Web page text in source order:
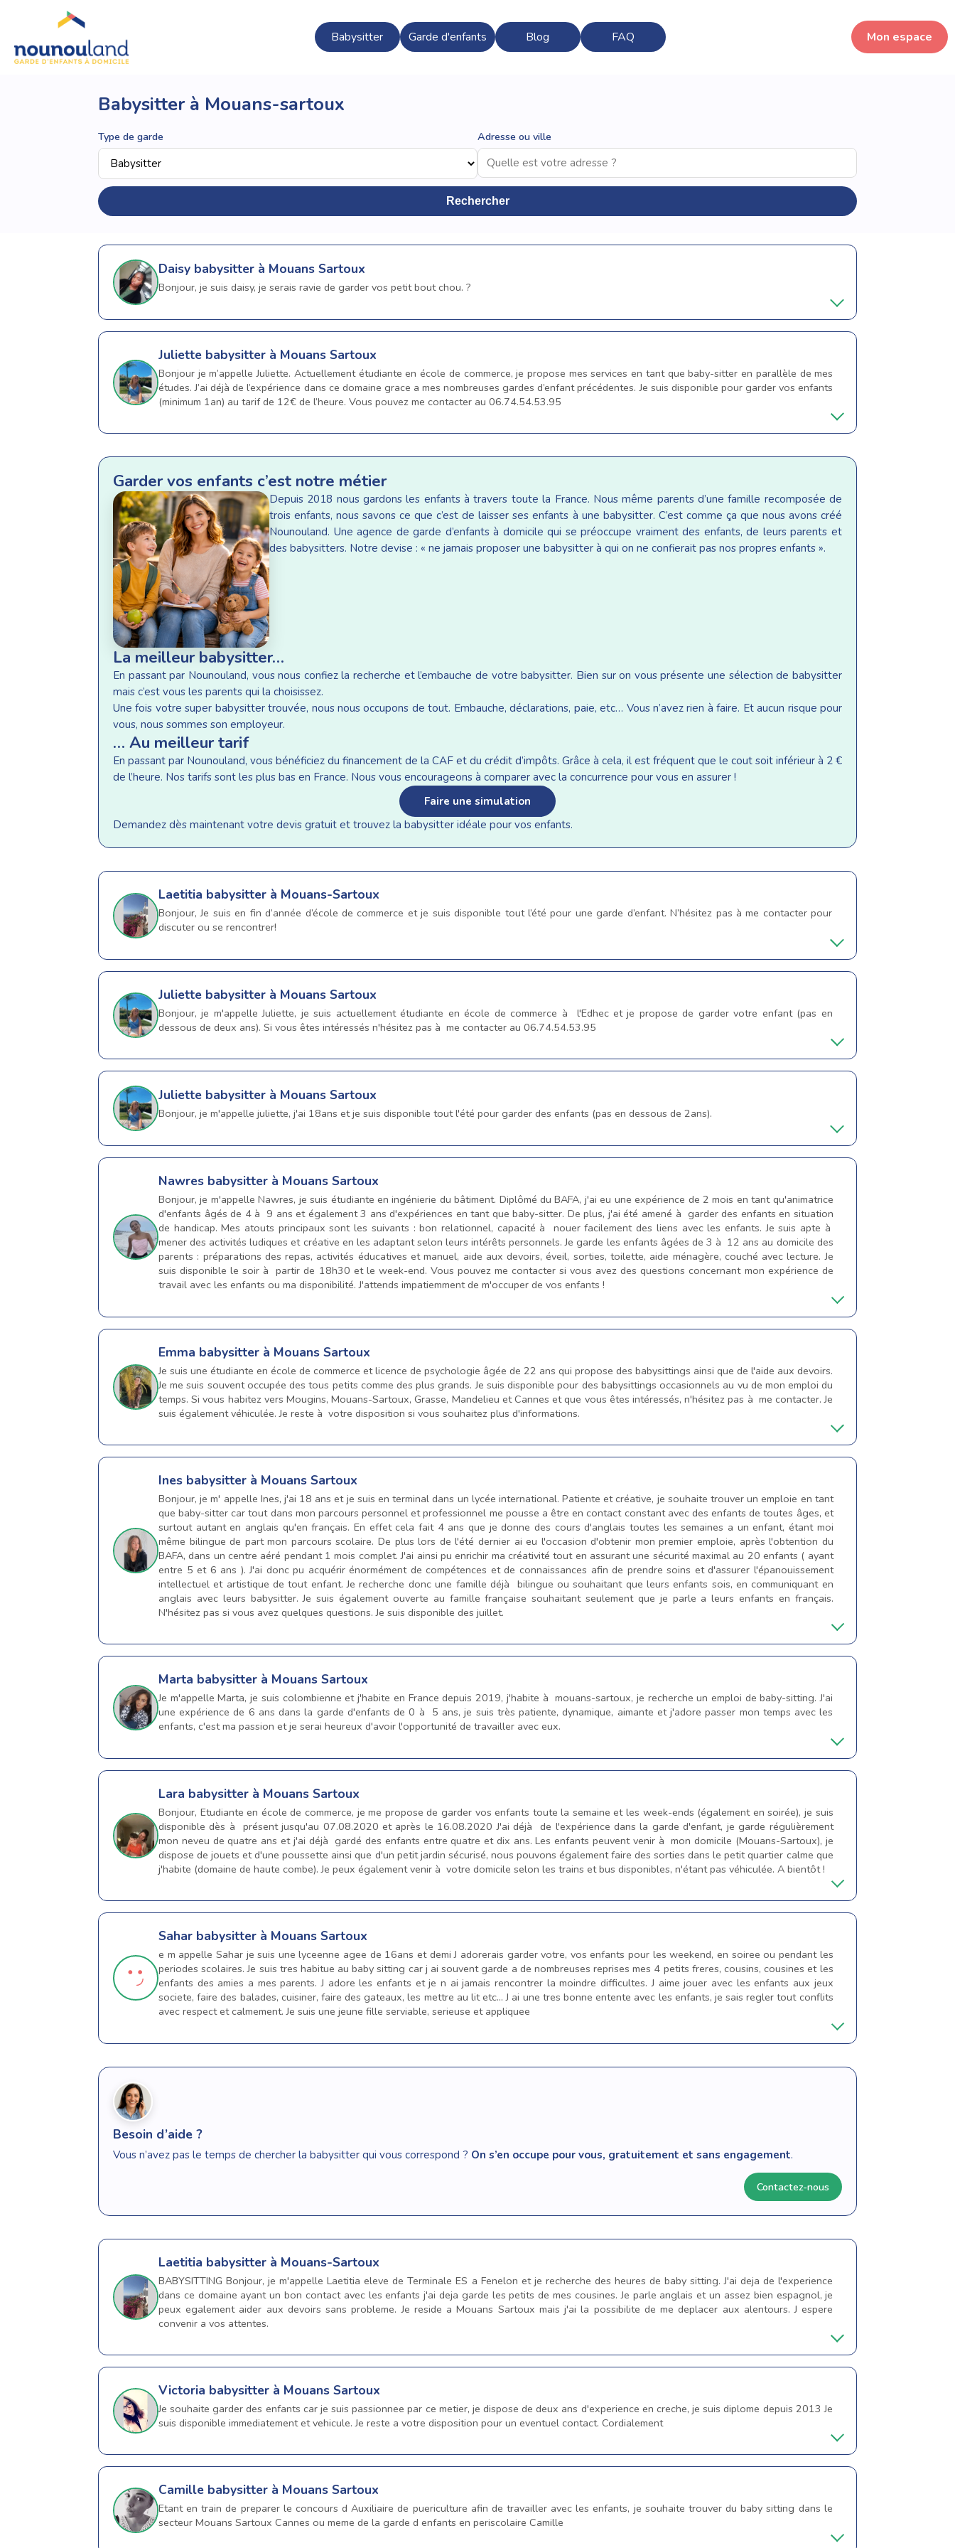
Babysitter Garde d'enfants Blog FAQ Mon espace
Babysitter à Mouans-sartoux
Type de garde Adresse ou ville
Rechercher
Daisy babysitter à Mouans Sartoux
Bonjour, je suis daisy, je serais ravie de garder vos petit bout chou. ?
Juliette babysitter à Mouans Sartoux
Bonjour je m’appelle Juliette. Actuellement étudiante en école de commerce, je propose mes services en tant que baby-sitter en parallèle de mes
études. J’ai déjà de l’expérience dans ce domaine grace a mes nombreuses gardes d’enfant précédentes. Je suis disponible pour garder vos enfants
(minimum 1an) au tarif de 12€ de l’heure. Vous pouvez me contacter au 06.74.54.53.95
Garder vos enfants c’est notre métier
Depuis 2018 nous gardons les enfants à travers toute la France. Nous même parents d’une famille recomposée de
trois enfants, nous savons ce que c’est de laisser ses enfants à une babysitter. C’est comme ça que nous avons créé
Nounouland. Une agence de garde d’enfants à domicile qui se préoccupe vraiment des enfants, de leurs parents et
des babysitters. Notre devise : « ne jamais proposer une babysitter à qui on ne confierait pas nos propres enfants ».
La meilleur babysitter…
En passant par Nounouland, vous nous confiez la recherche et l’embauche de votre babysitter. Bien sur on vous présente une sélection de babysitter
mais c’est vous les parents qui la choisissez.
Une fois votre super babysitter trouvée, nous nous occupons de tout. Embauche, déclarations, paie, etc… Vous n’avez rien à faire. Et aucun risque pour
vous, nous sommes son employeur.
… Au meilleur tarif
En passant par Nounouland, vous bénéficiez du financement de la CAF et du crédit d’impôts. Grâce à cela, il est fréquent que le cout soit inférieur à 2 €
de l’heure. Nos tarifs sont les plus bas en France. Nous vous encourageons à comparer avec la concurrence pour vous en assurer !
Faire une simulation
Demandez dès maintenant votre devis gratuit et trouvez la babysitter idéale pour vos enfants.
Laetitia babysitter à Mouans-Sartoux
Bonjour, Je suis en fin d’année d’école de commerce et je suis disponible tout l’été pour une garde d’enfant. N’hésitez pas à me contacter pour
discuter ou se rencontrer!
Juliette babysitter à Mouans Sartoux
Bonjour, je m'appelle Juliette, je suis actuellement étudiante en école de commerce à l'Edhec et je propose de garder votre enfant (pas en
dessous de deux ans). Si vous êtes intéressés n'hésitez pas à me contacter au 06.74.54.53.95
Juliette babysitter à Mouans Sartoux
Bonjour, je m'appelle juliette, j'ai 18ans et je suis disponible tout l'été pour garder des enfants (pas en dessous de 2ans).
Nawres babysitter à Mouans Sartoux
Bonjour, je m'appelle Nawres, je suis étudiante en ingénierie du bâtiment. Diplômé du BAFA, j'ai eu une expérience de 2 mois en tant qu'animatrice
d'enfants âgés de 4 à 9 ans et également 3 ans d'expériences en tant que baby-sitter. De plus, j'ai été amené à garder des enfants en situation
de handicap. Mes atouts principaux sont les suivants : bon relationnel, capacité à nouer facilement des liens avec les enfants. Je suis apte à
mener des activités ludiques et créative en les adaptant selon leurs intérêts personnels. Je garde les enfants âgées de 3 à 12 ans au domicile des
parents : préparations des repas, activités éducatives et manuel, aide aux devoirs, éveil, sorties, toilette, aide ménagère, couché avec lecture. Je
suis disponible le soir à partir de 18h30 et le week-end. Vous pouvez me contacter si vous avez des questions concernant mon expérience de
travail avec les enfants ou ma disponibilité. J'attends impatiemment de m'occuper de vos enfants !
Emma babysitter à Mouans Sartoux
Je suis une étudiante en école de commerce et licence de psychologie âgée de 22 ans qui propose des babysittings ainsi que de l'aide aux devoirs.
Je me suis souvent occupée des tous petits comme des plus grands. Je suis disponible pour des babysittings occasionnels au vu de mon emploi du
temps. Si vous habitez vers Mougins, Mouans-Sartoux, Grasse, Mandelieu et Cannes et que vous êtes intéressés, n'hésitez pas à me contacter. Je
suis également véhiculée. Je reste à votre disposition si vous souhaitez plus d'informations.
Ines babysitter à Mouans Sartoux
Bonjour, je m' appelle Ines, j'ai 18 ans et je suis en terminal dans un lycée international. Patiente et créative, je souhaite trouver un emploie en tant
que baby-sitter car tout dans mon parcours personnel et professionnel me pousse a être en contact constant avec des enfants de toutes âges, et
surtout autant en anglais qu'en français. En effet cela fait 4 ans que je donne des cours d'anglais toutes les semaines a un enfant, étant moi
même bilingue de part mon parcours scolaire. De plus lors de l'été dernier ai eu l'occasion d'obtenir mon premier emploie, après l'obtention du
BAFA, dans un centre aéré pendant 1 mois complet. J'ai ainsi pu enrichir ma créativité tout en assurant une sécurité maximal au 20 enfants ( ayant
entre 5 et 6 ans ). J'ai donc pu acquérir énormément de compétences et de connaissances afin de prendre soins et d'assurer l'épanouissement
intellectuel et artistique de tout enfant. Je recherche donc une famille déjà bilingue ou souhaitant que leurs enfants sois, en communiquant en
anglais avec leurs babysitter. Je suis également ouverte au famille française souhaitant seulement que je parle a leurs enfants en français.
N'hésitez pas si vous avez quelques questions. Je suis disponible des juillet.
Marta babysitter à Mouans Sartoux
Je m'appelle Marta, je suis colombienne et j'habite en France depuis 2019, j'habite à mouans-sartoux, je recherche un emploi de baby-sitting. J'ai
une expérience de 6 ans dans la garde d'enfants de 0 à 5 ans, je suis très patiente, dynamique, aimante et j'adore passer mon temps avec les
enfants, c'est ma passion et je serai heureux d'avoir l'opportunité de travailler avec eux.
Lara babysitter à Mouans Sartoux
Bonjour, Etudiante en école de commerce, je me propose de garder vos enfants toute la semaine et les week-ends (également en soirée), je suis
disponible dès à présent jusqu'au 07.08.2020 et après le 16.08.2020 J'ai déjà de l'expérience dans la garde d'enfant, je garde régulièrement
mon neveu de quatre ans et j'ai déjà gardé des enfants entre quatre et dix ans. Les enfants peuvent venir à mon domicile (Mouans-Sartoux), je
dispose de jouets et d'une poussette ainsi que d'un petit jardin sécurisé, nous pouvons également faire des sorties dans le petit quartier calme que
j'habite (domaine de haute combe). Je peux également venir à votre domicile selon les trains et bus disponibles, n'étant pas véhiculée. A bientôt !
Sahar babysitter à Mouans Sartoux
e m appelle Sahar je suis une lyceenne agee de 16ans et demi J adorerais garder votre, vos enfants pour les weekend, en soiree ou pendant les
periodes scolaires. Je suis tres habitue au baby sitting car j ai souvent garde a de nombreuses reprises mes 4 petits freres, cousins, cousines et les
enfants des amies a mes parents. J adore les enfants et je n ai jamais rencontrer la moindre difficultes. J aime jouer avec les enfants aux jeux
societe, faire des balades, cuisiner, faire des gateaux, les mettre au lit etc... J ai une tres bonne entente avec les enfants, je sais regler tout conflits
avec respect et calmement. Je suis une jeune fille serviable, serieuse et appliquee
Besoin d’aide ?
Vous n’avez pas le temps de chercher la babysitter qui vous correspond ? On s’en occupe pour vous, gratuitement et sans engagement.
Contactez-nous
Laetitia babysitter à Mouans-Sartoux
BABYSITTING Bonjour, je m'appelle Laetitia eleve de Terminale ES a Fenelon et je recherche des heures de baby sitting. J'ai deja de l'experience
dans ce domaine ayant un bon contact avec les enfants j'ai deja garde les petits de mes cousines. Je parle anglais et un assez bien espagnol, je
peux egalement aider aux devoirs sans probleme. Je reside a Mouans Sartoux mais j'ai la possibilite de me deplacer aux alentours. J espere
convenir a vos attentes.
Victoria babysitter à Mouans Sartoux
Je souhaite garder des enfants car je suis passionnee par ce metier, je dispose de deux ans d'experience en creche, je suis diplome depuis 2013 Je
suis disponible immediatement et vehicule. Je reste a votre disposition pour un eventuel contact. Cordialement
Camille babysitter à Mouans Sartoux
Etant en train de preparer le concours d Auxiliaire de puericulture afin de travailler avec les enfants, je souhaite trouver du baby sitting dans le
secteur Mouans Sartoux Cannes ou meme de la garde d enfants en periscolaire Camille